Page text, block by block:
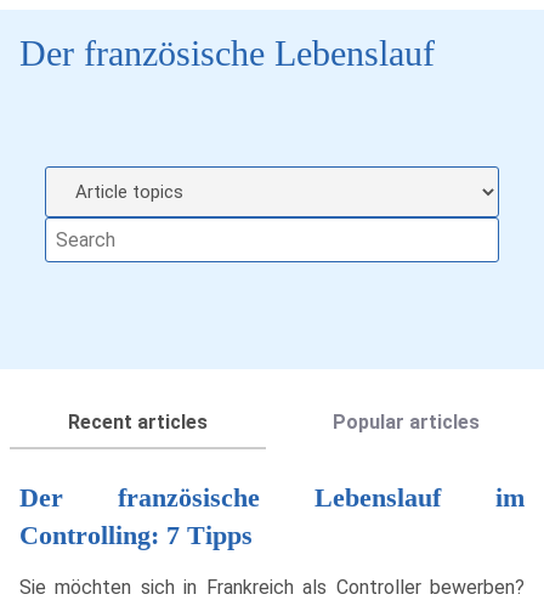
Der französische Lebenslauf
Recent articles Popular articles
Der französische Lebenslauf im
Controlling: 7 Tipps
Sie möchten sich in Frankreich als Controller bewerben?